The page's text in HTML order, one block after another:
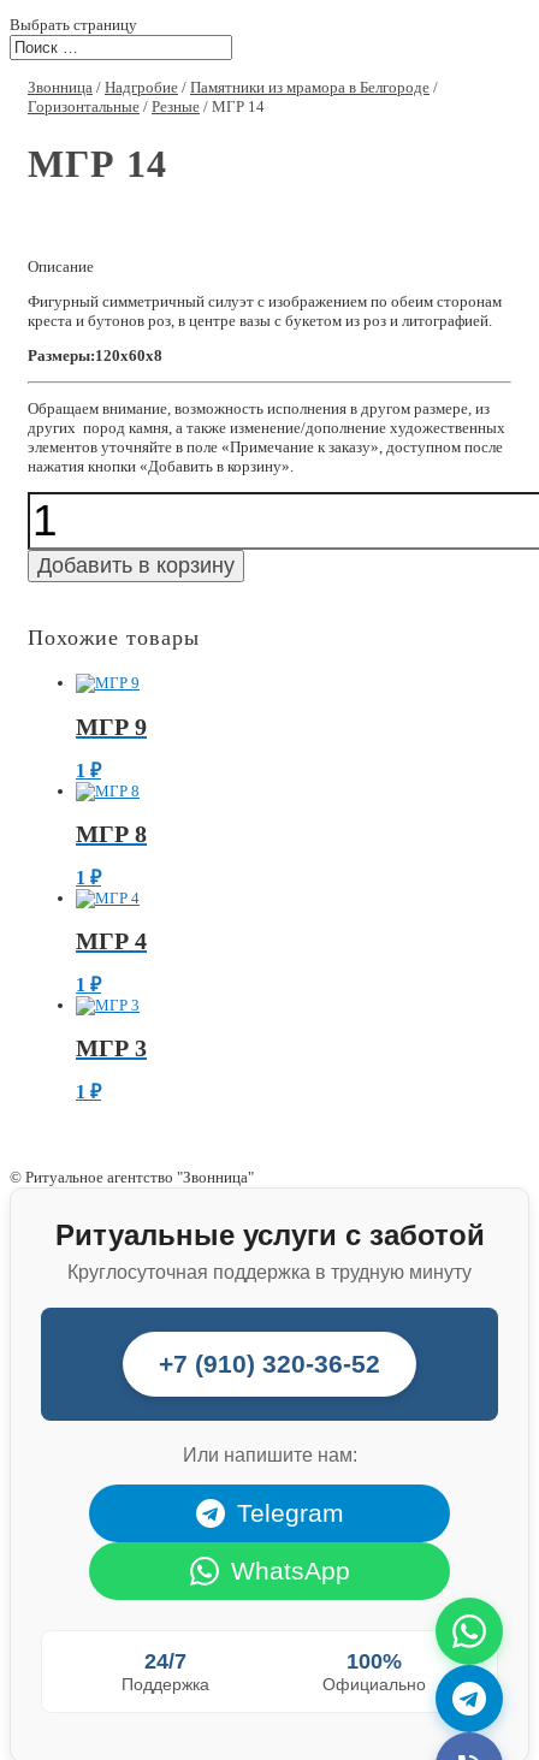
Выбрать страницу
Звонница / Надгробие / Памятники из мрамора в Белгороде /
Горизонтальные / Резные / МГР 14
МГР 14
Описание
Фигурный симметричный силуэт с изображением по обеим сторонам
креста и бутонов роз, в центре вазы с букетом из роз и литографией.
Размеры:120x60x8
Обращаем внимание, возможность исполнения в другом размере, из
других пород камня, а также изменение/дополнение художественных
элементов уточняйте в поле «Примечание к заказу», доступном после
нажатия кнопки «Добавить в корзину».
Количество
МГР
14
Добавить в корзину
Похожие товары
МГР 9
1 ₽
МГР 8
1 ₽
МГР 4
1 ₽
МГР 3
1 ₽
© Ритуальное агентство "Звонница"
Ритуальные услуги с заботой
Круглосуточная поддержка в трудную минуту
+7 (910) 320-36-52
Или напишите нам:
Telegram
WhatsApp
24/7
Поддержка
100%
Официально